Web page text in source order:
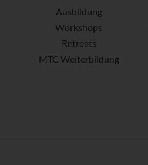
Ausbildung
Workshops
Retreats
MTC Weiterbildung